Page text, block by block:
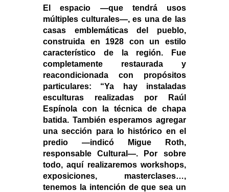
El espacio —que tendrá usos
múltiples culturales—, es una de las
casas emblemáticas del pueblo,
construida en 1928 con un estilo
característico de la región. Fue
completamente restaurada y
reacondicionada con propósitos
particulares: “Ya hay instaladas
esculturas realizadas por Raúl
Espínola con la técnica de chapa
batida. También esperamos agregar
una sección para lo histórico en el
predio —indicó Migue Roth,
responsable Cultural—.
Por sobre
todo, aquí realizaremos workshops,
exposiciones, masterclases…,
tenemos la intención de que sea un